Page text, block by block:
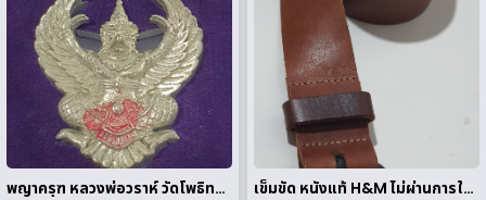
พญาครุฑ หลวงพ่อวราห์ วัดโพธิทอง มหาบารมี2 เนื้อสัมฤทธิ์เงิน
เข็มขัด หนังแท้ H&M ไม่ผ่านการใช้งาน